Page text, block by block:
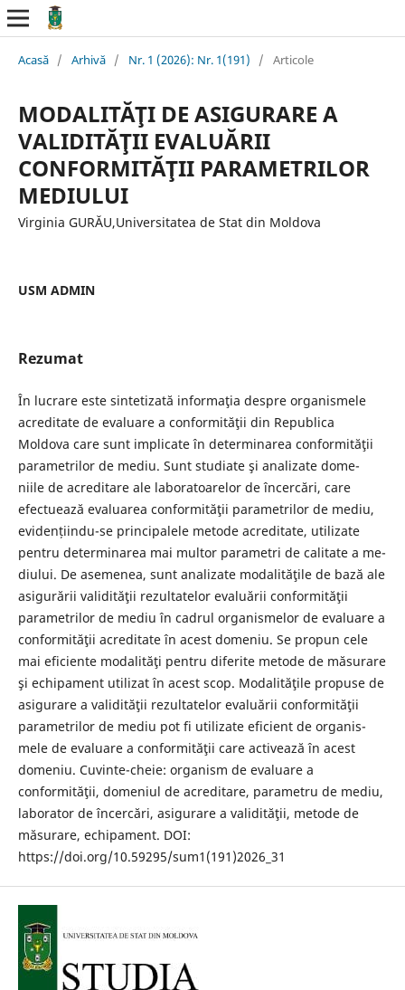
Acasă / Arhivă / Nr. 1 (2026): Nr. 1(191) / Articole
MODALITĂŢI DE ASIGURARE A
VALIDITĂŢII EVALUĂRII
CONFORMITĂŢII PARAMETRILOR
MEDIULUI
Virginia GURĂU,Universitatea de Stat din Moldova
USM ADMIN
Rezumat
În lucrare este sintetizată informaţia despre organismele
acreditate de evaluare a conformităţii din Republica
Moldova care sunt implicate în determinarea conformităţii
parametrilor de mediu. Sunt studiate şi analizate dome-
niile de acreditare ale laboratoarelor de încercări, care
efectuează evaluarea conformităţii parametrilor de mediu,
evidențiindu-se principalele metode acreditate, utilizate
pentru determinarea mai multor parametri de calitate a me-
diului. De asemenea, sunt analizate modalităţile de bază ale
asigurării validităţii rezultatelor evaluării conformităţii
parametrilor de mediu în cadrul organismelor de evaluare a
conformităţii acreditate în acest domeniu. Se propun cele
mai eficiente modalităţi pentru diferite metode de măsurare
şi echipament utilizat în acest scop. Modalităţile propuse de
asigurare a validităţii rezultatelor evaluării conformităţii
parametrilor de mediu pot fi utilizate eficient de organis-
mele de evaluare a conformităţii care activează în acest
domeniu. Cuvinte-cheie: organism de evaluare a
conformităţii, domeniul de acreditare, parametru de mediu,
laborator de încercări, asigurare a validităţii, metode de
măsurare, echipament. DOI:
https://doi.org/10.59295/sum1(191)2026_31